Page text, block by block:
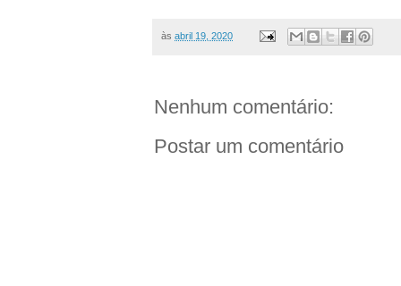
às abril 19, 2020
Nenhum comentário:
Postar um comentário